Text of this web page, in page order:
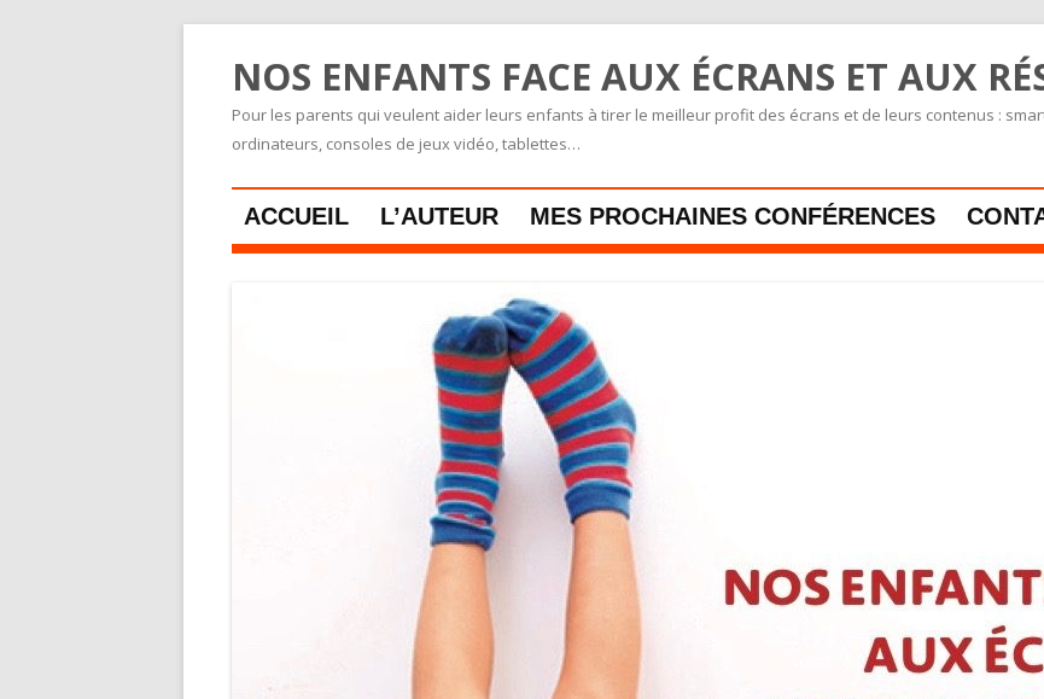
NOS ENFANTS FACE AUX ÉCRANS ET AUX
Pour les parents qui veulent aider leurs enfants à tirer le meilleur profit des écrans et de leurs contenus :
ordinateurs, consoles de jeux vidéo, tablettes…
Skip to content
ACCUEIL L’AUTEUR MES PROCHAINES CONFÉRENCES